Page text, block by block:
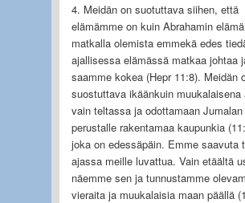
4. Meidän on suotuttava siihen, että
elämämme on kuin Abrahamin
matkalla olemista emmekä edes
ajallisessa elämässä matkaa johtaa
saamme kokea (Hepr 11:8). Meidän
suostuttava ikäänkuin muukalaisena
vain teltassa ja odottamaan
perustalle rakentamaa kaupunkia
joka on edessäpäin. Emme saavuta
ajassa meille luvattua. Vain etäältä
näemme sen ja tunnustamme
vieraita ja muukalaisia maan päällä